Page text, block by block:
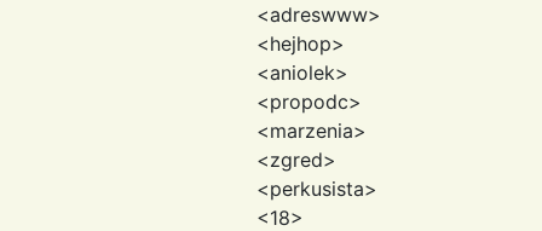
<adreswww>
<hejhop>
<aniolek>
<propodc>
<marzenia>
<zgred>
<perkusista>
<18>